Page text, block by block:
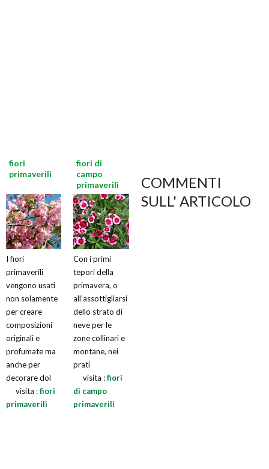
fiori
primaverili
I fiori
primaverili
vengono usati
non solamente
per creare
composizioni
originali e
profumate ma
anche per
decorare dol
visita :fiori
primaverili
fiori di
campo
primaverili
Con i primi
tepori della
primavera, o
all’assottigliarsi
dello strato di
neve per le
zone collinari e
montane, nei
prati
visita :fiori
di campo
primaverili
COMMENTI
SULL' ARTICOLO